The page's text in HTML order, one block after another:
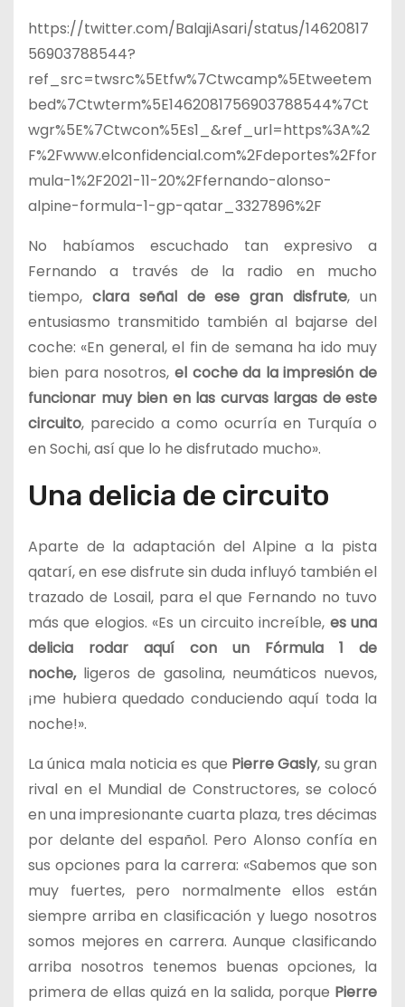
https://twitter.com/BalajiAsari/status/14620817
56903788544?
ref_src=twsrc%5Etfw%7Ctwcamp%5Etweetem
bed%7Ctwterm%5E1462081756903788544%7Ct
wgr%5E%7Ctwcon%5Es1_&ref_url=https%3A%2
F%2Fwww.elconfidencial.com%2Fdeportes%2Ffor
mula-1%2F2021-11-20%2Ffernando-alonso-
alpine-formula-1-gp-qatar_3327896%2F
No habíamos escuchado tan expresivo a
Fernando a través de la radio en mucho
tiempo, clara señal de ese gran disfrute, un
entusiasmo transmitido también al bajarse del
coche: «En general, el fin de semana ha ido muy
bien para nosotros, el coche da la impresión de
funcionar muy bien en las curvas largas de este
circuito, parecido a como ocurría en Turquía o
en Sochi, así que lo he disfrutado mucho».
Una delicia de circuito
Aparte de la adaptación del Alpine a la pista
qatarí, en ese disfrute sin duda influyó también el
trazado de Losail, para el que Fernando no tuvo
más que elogios. «Es un circuito increíble, es una
delicia rodar aquí con un Fórmula 1 de
noche,ligeros de gasolina, neumáticos nuevos,
¡me hubiera quedado conduciendo aquí toda la
noche!».
La única mala noticia es que Pierre Gasly, su gran
rival en el Mundial de Constructores, se colocó
en una impresionante cuarta plaza, tres décimas
por delante del español. Pero Alonso confía en
sus opciones para la carrera: «Sabemos que son
muy fuertes, pero normalmente ellos están
siempre arriba en clasificación y luego nosotros
somos mejores en carrera. Aunque clasificando
arriba nosotros tenemos buenas opciones, la
primera de ellas quizá en la salida, porque Pierre